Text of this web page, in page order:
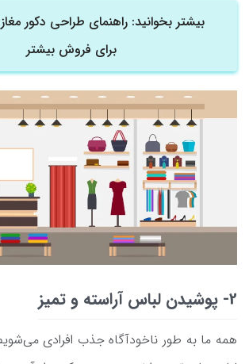
بیشتر بخوانید: راهنمای طراحی دکور
برای فروش بیشتر
2- پوشیدن لباس آراسته و تمیز
همه ما به طور ناخودآگاه جذب افرادی